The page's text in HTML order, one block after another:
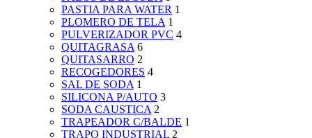
PASTIA PARA WATER 1
PLOMERO DE TELA 1
PULVERIZADOR PVC 4
QUITAGRASA 6
QUITASARRO 2
RECOGEDORES 4
SAL DE SODA 1
SILICONA P/AUTO 3
SODA CAUSTICA 2
TRAPEADOR C/BALDE 1
TRAPO INDUSTRIAL 2